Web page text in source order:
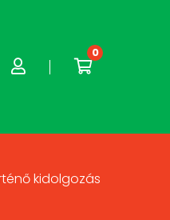
0
kidolgozás